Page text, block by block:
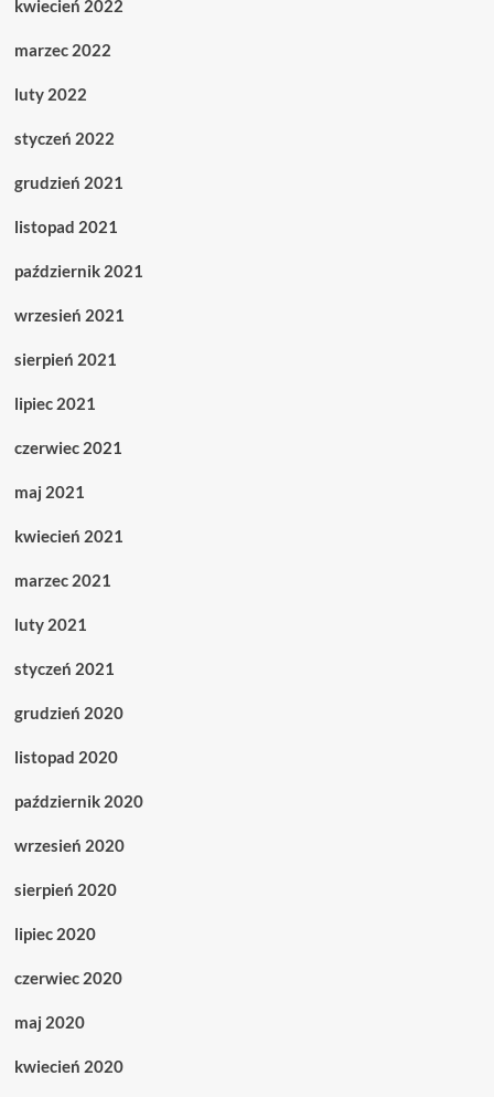
kwiecień 2022
marzec 2022
luty 2022
styczeń 2022
grudzień 2021
listopad 2021
październik 2021
wrzesień 2021
sierpień 2021
lipiec 2021
czerwiec 2021
maj 2021
kwiecień 2021
marzec 2021
luty 2021
styczeń 2021
grudzień 2020
listopad 2020
październik 2020
wrzesień 2020
sierpień 2020
lipiec 2020
czerwiec 2020
maj 2020
kwiecień 2020